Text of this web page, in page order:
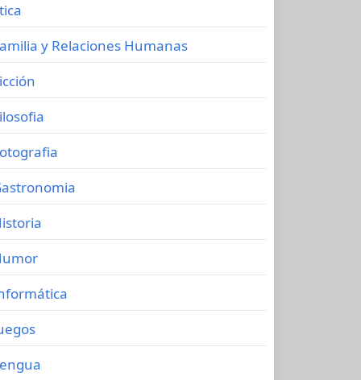
y Relaciones Humanas